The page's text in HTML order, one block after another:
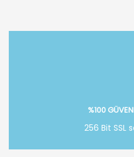
%100
256 Bit SSL